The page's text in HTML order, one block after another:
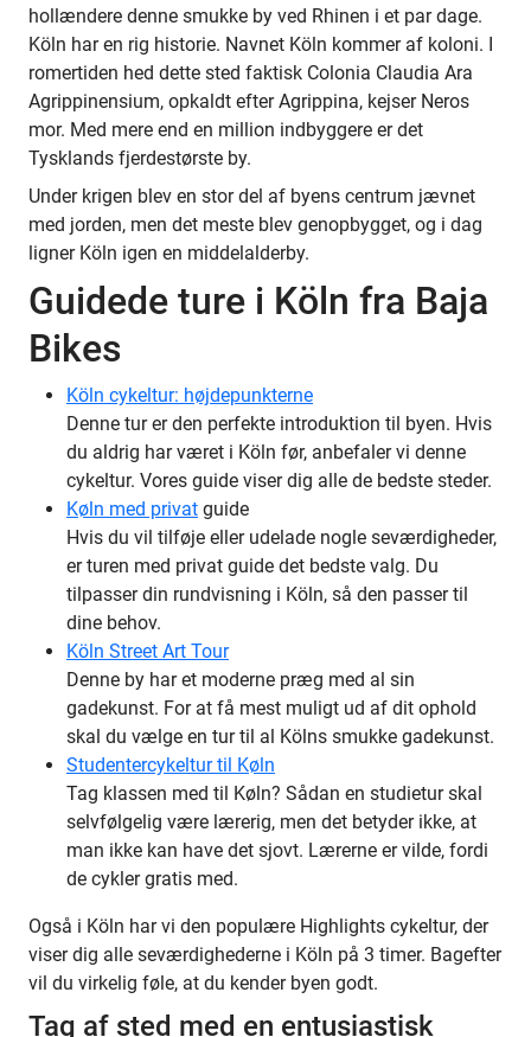
hollændere denne smukke by ved Rhinen i et par dage.
Köln har en rig historie. Navnet Köln kommer af koloni. I
romertiden hed dette sted faktisk Colonia Claudia Ara
Agrippinensium, opkaldt efter Agrippina, kejser Neros
mor. Med mere end en million indbyggere er det
Tysklands fjerdestørste by.
Under krigen blev en stor del af byens centrum jævnet
med jorden, men det meste blev genopbygget, og i dag
ligner Köln igen en middelalderby.
Guidede ture i Köln fra Baja
Bikes
Köln cykeltur: højdepunkterne
Denne tur er den perfekte introduktion til byen. Hvis
du aldrig har været i Köln før, anbefaler vi denne
cykeltur. Vores guide viser dig alle de bedste steder.
Køln med privat guide
Hvis du vil tilføje eller udelade nogle seværdigheder,
er turen med privat guide det bedste valg. Du
tilpasser din rundvisning i Köln, så den passer til
dine behov.
Köln Street Art Tour
Denne by har et moderne præg med al sin
gadekunst. For at få mest muligt ud af dit ophold
skal du vælge en tur til al Kölns smukke gadekunst.
Studentercykeltur til Køln
Tag klassen med til Køln? Sådan en studietur skal
selvfølgelig være lærerig, men det betyder ikke, at
man ikke kan have det sjovt. Lærerne er vilde, fordi
de cykler gratis med.
Også i Köln har vi den populære Highlights cykeltur, der
viser dig alle seværdighederne i Köln på 3 timer. Bagefter
vil du virkelig føle, at du kender byen godt.
Tag af sted med en entusiastisk